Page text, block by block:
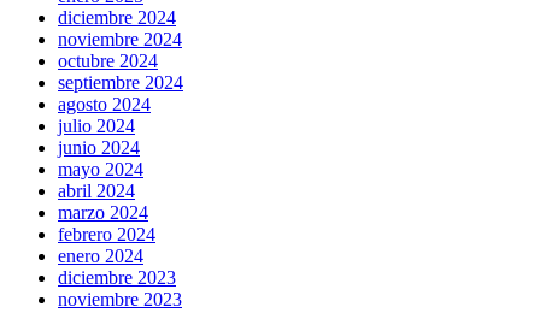
diciembre 2024
noviembre 2024
octubre 2024
septiembre 2024
agosto 2024
julio 2024
junio 2024
mayo 2024
abril 2024
marzo 2024
febrero 2024
enero 2024
diciembre 2023
noviembre 2023